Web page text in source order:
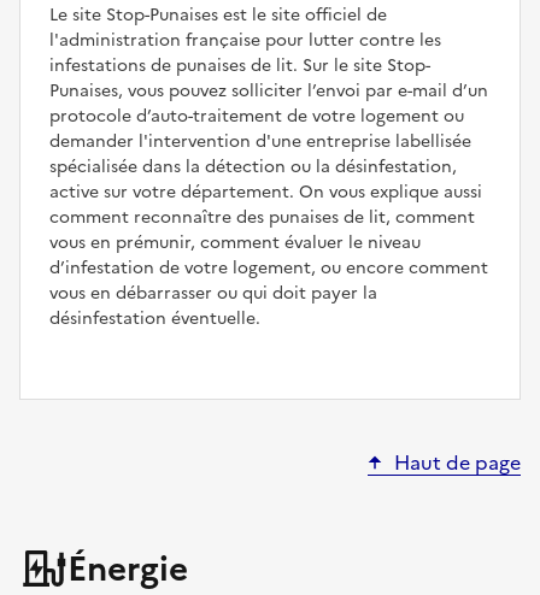
Le site Stop-Punaises est le site officiel de
l'administration française pour lutter contre les
infestations de punaises de lit. Sur le site Stop-
Punaises, vous pouvez solliciter l’envoi par e-mail d’un
protocole d’auto-traitement de votre logement ou
demander l'intervention d'une entreprise labellisée
spécialisée dans la détection ou la désinfestation,
active sur votre département. On vous explique aussi
comment reconnaître des punaises de lit, comment
vous en prémunir, comment évaluer le niveau
d’infestation de votre logement, ou encore comment
vous en débarrasser ou qui doit payer la
désinfestation éventuelle.
Haut de page
Énergie